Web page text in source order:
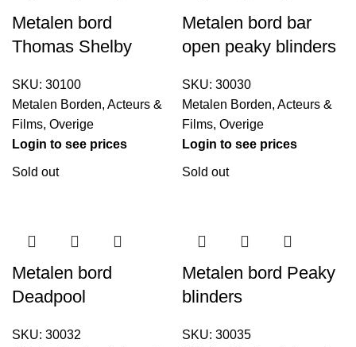
Metalen bord
Thomas Shelby
SKU: 30100
Metalen Borden, Acteurs &
Films, Overige
Login to see prices
Metalen bord bar
open peaky blinders
SKU: 30030
Metalen Borden, Acteurs &
Films, Overige
Login to see prices
Sold out
Metalen bord
Deadpool
SKU: 30032
Sold out
Metalen bord Peaky
blinders
SKU: 30035